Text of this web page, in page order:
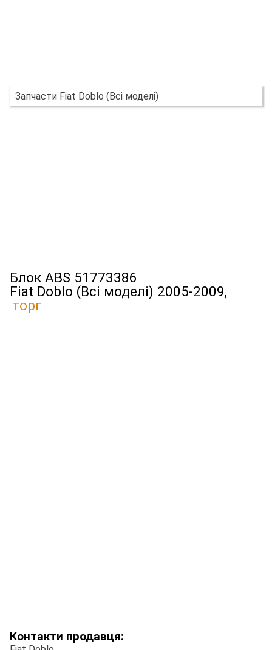
Запчасти Fiat Doblo (Всі моделі)
Блок ABS 51773386
Fiat Doblo (Всі моделі) 2005-2009,
торг
Контакти продавця: